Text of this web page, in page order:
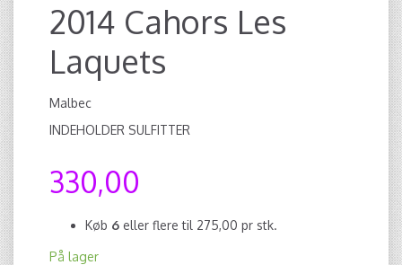
2014 Cahors Les
Laquets
Malbec
INDEHOLDER SULFITTER
330,00
Køb 6 eller flere til 275,00 pr stk.
På lager